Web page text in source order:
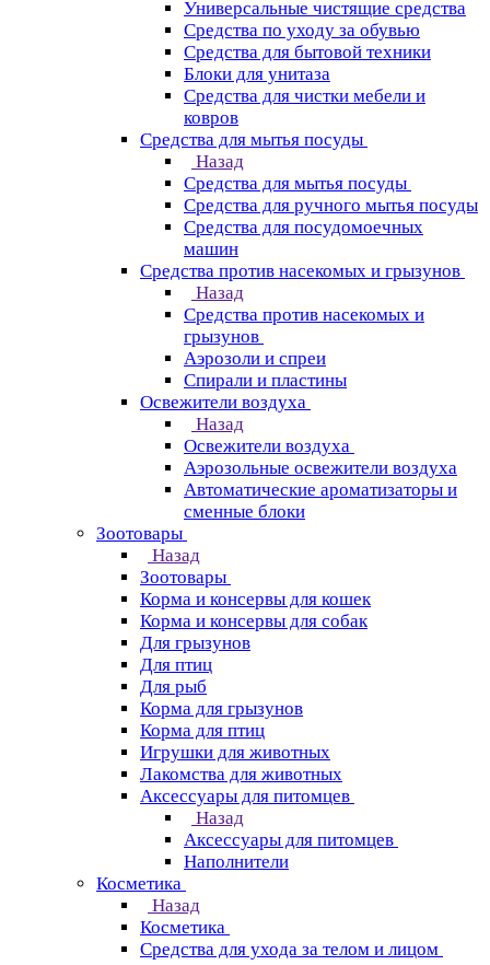
Универсальные чистящие средства
Средства по уходу за обувью
Средства для бытовой техники
Блоки для унитаза
Средства для чистки мебели и
ковров
Средства для мытья посуды
Назад
Средства для мытья посуды
Средства для ручного мытья посуды
Средства для посудомоечных
машин
Средства против насекомых и грызунов
Назад
Средства против насекомых и
грызунов
Аэрозоли и спреи
Спирали и пластины
Освежители воздуха
Назад
Освежители воздуха
Аэрозольные освежители воздуха
Автоматические ароматизаторы и
сменные блоки
Зоотовары
Назад
Зоотовары
Корма и консервы для кошек
Корма и консервы для собак
Для грызунов
Для птиц
Для рыб
Корма для грызунов
Корма для птиц
Игрушки для животных
Лакомства для животных
Аксессуары для питомцев
Назад
Аксессуары для питомцев
Наполнители
Косметика
Назад
Косметика
Средства для ухода за телом и лицом